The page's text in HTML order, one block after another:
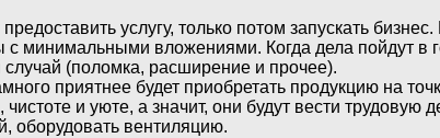
услугу, только потом запускать
с минимальными вложениями. Когда дела пойдут в
(поломка, расширение и прочее).
приятнее будет приобретать продукцию на
и уюте, а значит, они будут вести трудовую
оборудовать вентиляцию.